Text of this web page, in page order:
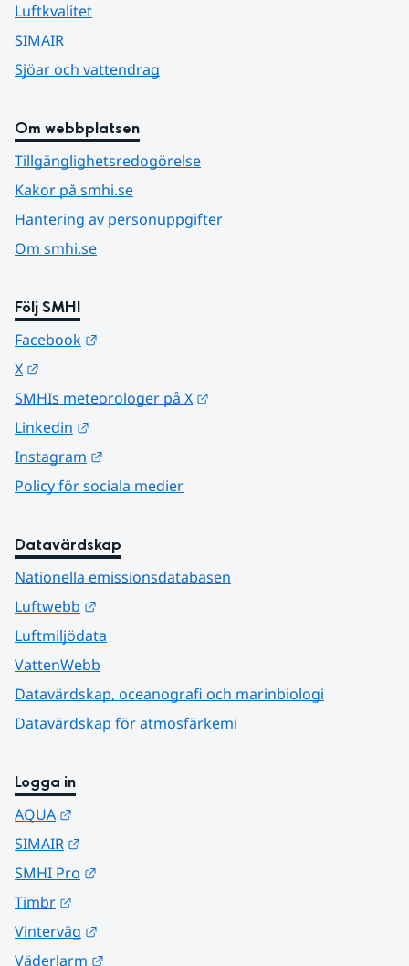
Luftkvalitet
SIMAIR
Sjöar och vattendrag
Om webbplatsen
Tillgänglighetsredogörelse
Kakor på smhi.se
Hantering av personuppgifter
Om smhi.se
Följ SMHI
Facebook
X
SMHIs meteorologer på X
Linkedin
Instagram
Policy för sociala medier
Datavärdskap
Nationella emissionsdatabasen
Luftwebb
Luftmiljödata
VattenWebb
Datavärdskap, oceanografi och marinbiologi
Datavärdskap för atmosfärkemi
Logga in
AQUA
SIMAIR
SMHI Pro
Timbr
Vinterväg
Väderlarm